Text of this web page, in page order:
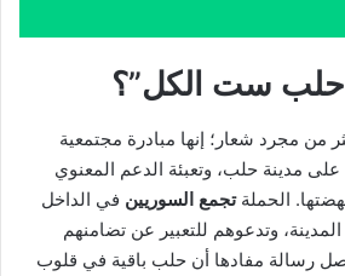
ست الكل”؟
مجرد شعار؛ إنها مبادرة مجتمعية
مدينة حلب، وتعبئة الدعم المعنوي
الحملةتجمع السوريين في الداخل
وتدعوهم للتعبير عن تضامنهم
رسالة مفادها أن حلب باقية في قلوب